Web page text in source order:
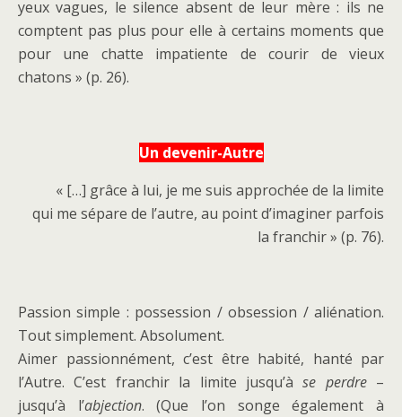
yeux vagues, le silence absent de leur mère : ils ne
comptent pas plus pour elle à certains moments que
pour une chatte impatiente de courir de vieux
chatons » (p. 26).
Un devenir-Autre
« […] grâce à lui, je me suis approchée de la limite
qui me sépare de l’autre, au point d’imaginer parfois
la franchir » (p. 76).
Passion simple : possession / obsession / aliénation.
Tout simplement. Absolument.
Aimer passionnément, c’est être habité, hanté par
l’Autre. C’est franchir la limite jusqu’àse perdre–
jusqu’à l’abjection. (Que l’on songe également à